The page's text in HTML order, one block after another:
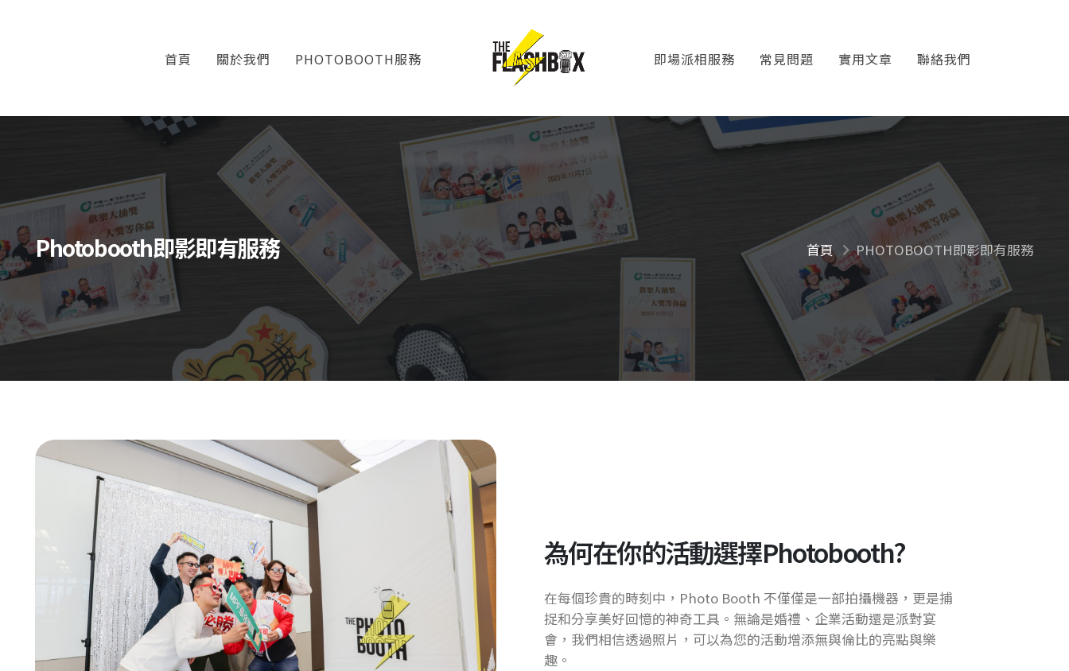
首頁 關於我們 PHOTOBOOTH服務 即場派相服務 實用文章
常見問題 聯絡我們
Photobooth即影即有服務 首頁 PHOTOBOOTH即影即有服務
為何在你的活動選擇Photobooth?
在每個珍貴的時刻中，Photo Booth 不僅僅是一部拍攝機器，更是捕
捉和分享美好回憶的神奇工具。無論是婚禮、企業活動還是派對宴
會，我們相信透過照片，可以為您的活動增添無與倫比的亮點與樂
趣。